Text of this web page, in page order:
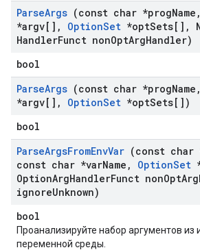
ParseArgs (const char *progName ,
*argv[] , OptionSet *optSets[] ,
HandlerFunct nonOptArgHandler)
bool
ParseArgs (const char *progName ,
*argv[] , OptionSet *optSets[])
bool
ParseArgsFromEnvVar (const char
const char *varName , OptionSet
OptionArgHandlerFunct nonOptArg
ignoreUnknown)
bool
Проанализируйте набор аргументов из
переменной среды.